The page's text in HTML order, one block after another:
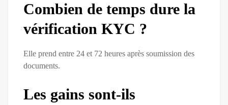
Combien de temps dure la
vérification KYC ?
Elle prend entre 24 et 72 heures après soumission des
documents.
Les gains sont-ils